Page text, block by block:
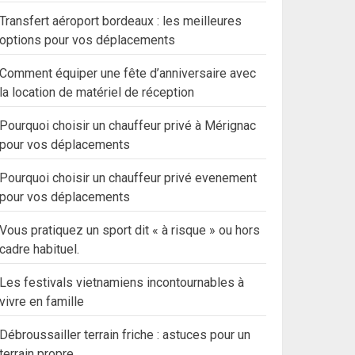
Transfert aéroport bordeaux : les meilleures
options pour vos déplacements
Comment équiper une fête d’anniversaire avec
la location de matériel de réception
Pourquoi choisir un chauffeur privé à Mérignac
pour vos déplacements
Pourquoi choisir un chauffeur privé evenement
pour vos déplacements
Vous pratiquez un sport dit « à risque » ou hors
cadre habituel.
Les festivals vietnamiens incontournables à
vivre en famille
Débroussailler terrain friche : astuces pour un